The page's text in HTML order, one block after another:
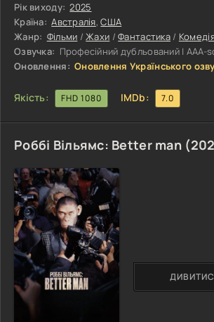
адаптуватися — їхні розмови стають все
напруга зростає. Одного разу Тім
прогулянку гірськими стежками, щоб
зблизитися. Але похід обертається
починається злива, і пара
Рік виходу: 2025
Країна: Австралія,США
Жанр: Фільми /Жахи /Фантастика /
Озвучка: Професійний дубльований | ААА-
Оновлення: Оновлення Українського
Якість: FHD 1080 IMDb: 7.0
Роббі Вільямс: Better man (